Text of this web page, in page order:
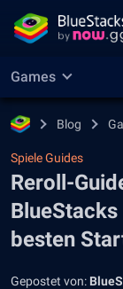
Games
Blog
Spiele Guides
Reroll-
besten
Gepostet von: